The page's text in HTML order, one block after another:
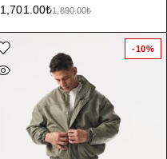
1,890.00₺
1,701.00₺
-10%